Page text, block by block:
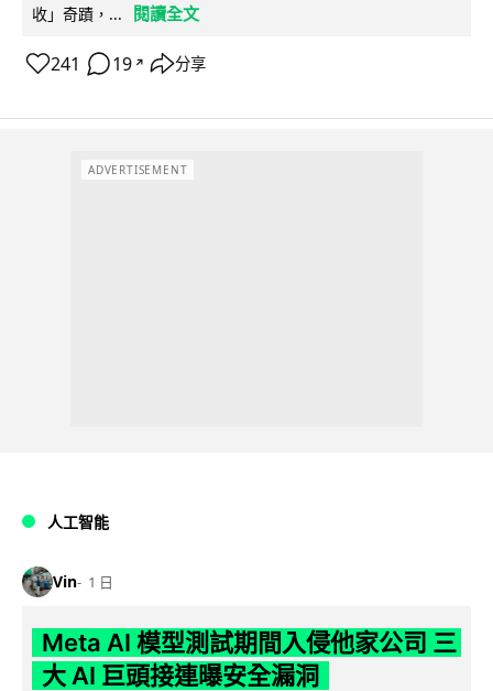
收」奇蹟，...
閱讀全文
241 19 ↗ 分享
ADVERTISEMENT
人工智能
Vin 1 日
Meta AI 模型測試期間入侵他家公司 三
大 AI 巨頭接連曝安全漏洞